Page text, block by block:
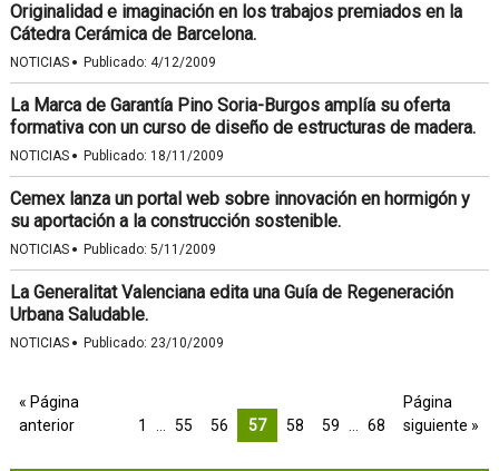
Originalidad e imaginación en los trabajos premiados en la
Cátedra Cerámica de Barcelona.
NOTICIAS · Publicado: 4/12/2009
La Marca de Garantía Pino Soria-Burgos amplía su oferta
formativa con un curso de diseño de estructuras de madera.
NOTICIAS · Publicado: 18/11/2009
Cemex lanza un portal web sobre innovación en hormigón y
su aportación a la construcción sostenible.
NOTICIAS · Publicado: 5/11/2009
La Generalitat Valenciana edita una Guía de Regeneración
Urbana Saludable.
NOTICIAS · Publicado: 23/10/2009
« Página
anterior
1 55 56 57 58 59 68
Página
siguiente »